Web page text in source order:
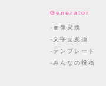
Generator
画像変換
文字画変換
テンプレート
みんなの投稿